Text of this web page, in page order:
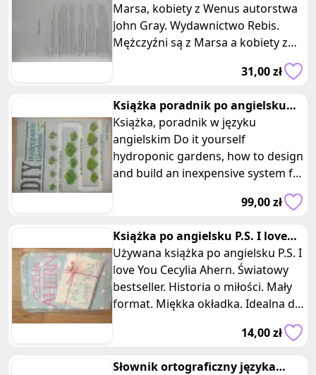
Marsa, kobiety z Wenus autorstwa
John Gray. Wydawnictwo Rebis.
Mężczyźni są z Marsa a kobiety z
31,00 zł
Książka poradnik po angielsku
DIY hydroponic gardens ogród
Książka, poradnik w języku
angielskim Do it yourself
hydroponic gardens, how to design
and build an inexpensive system for
99,00 zł
Książka po angielsku P.S. I love
You Cecylia Ahern bestselle
Używana książka po angielsku P.S. I
love You Cecylia Ahern. Światowy
bestseller. Historia o miłości. Mały
format. Miękka okładka. Idealna do
14,00 zł
Słownik ortograficzny języka